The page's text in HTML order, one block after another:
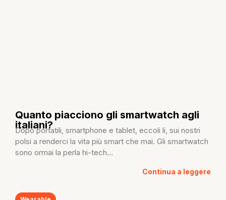
Quanto piacciono gli smartwatch agli
italiani?
Dopo portatili, smartphone e tablet, eccoli li, sui nostri
polsi a renderci la vita più smart che mai. Gli smartwatch
sono ormai la perla hi-tech...
Continua a leggere